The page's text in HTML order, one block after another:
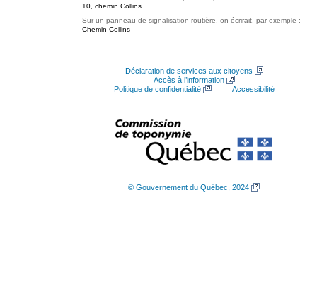
10, chemin Collins
Sur un panneau de signalisation routière, on écrirait, par exemple :
Chemin Collins
Déclaration de services aux citoyens
Accès à l’information
Politique de confidentialité
Accessibilité
© Gouvernement du Québec, 2024